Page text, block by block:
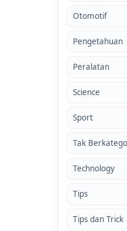
Otomotif
Pengetahuan
Peralatan
Science
Sport
Tak
Technology
Tips
Tips dan Trick